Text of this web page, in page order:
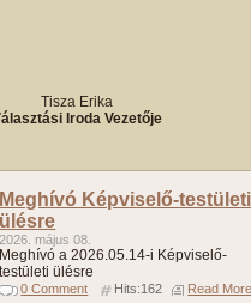
Tisza Erika
Iroda Vezetője
Meghívó Képviselő-testületi
ülésre
2026. május 08.
Meghívó a 2026.05.14-i Képviselő-
testületi ülésre
0 Comment Hits:162 Read